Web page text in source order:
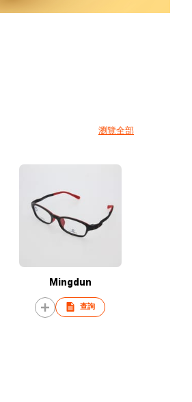
瀏覽全部
Mingdun
查詢